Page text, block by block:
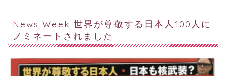
News Week 世界が尊敬する日本人100人に
ノミネートされました